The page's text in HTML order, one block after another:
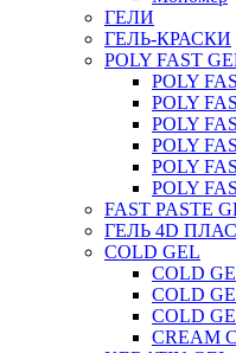
ГЕЛИ
ГЕЛЬ-КРАСКИ
POLY FAST
POLY
POLY
POLY
POLY
POLY
POLY
FAST PASTE
ГЕЛЬ 4D
COLD GEL
COLD
COLD
COLD
CREAM